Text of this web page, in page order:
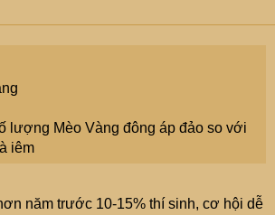
lượng Mèo Vàng đông áp đảo so với
iêm
năm trước 10-15% thí sinh, cơ hội dễ